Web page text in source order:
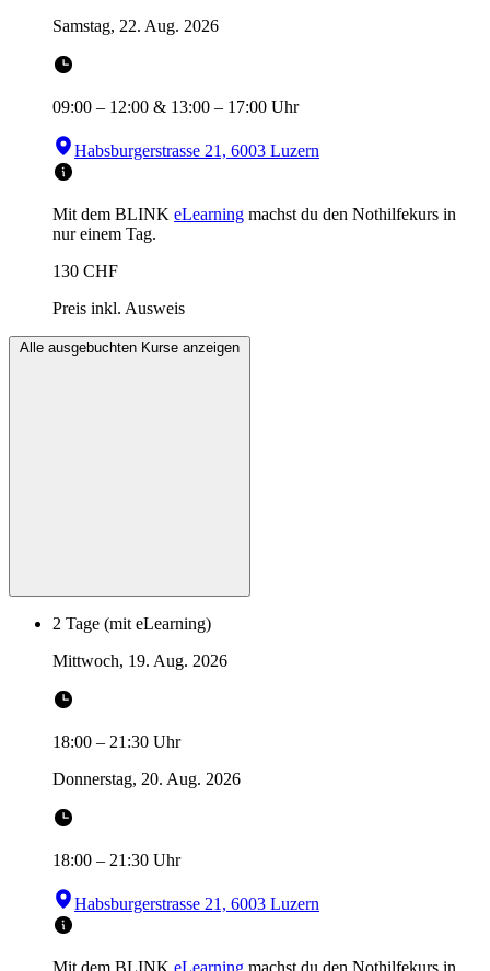
Samstag, 22. Aug. 2026
09:00 – 12:00 & 13:00 – 17:00 Uhr
Habsburgerstrasse 21, 6003 Luzern
Mit dem BLINK eLearning machst du den Nothilfekurs in
nur einem Tag.
130 CHF
Preis inkl. Ausweis
Alle ausgebuchten Kurse anzeigen
2 Tage (mit eLearning)
Mittwoch, 19. Aug. 2026
18:00 – 21:30 Uhr
Donnerstag, 20. Aug. 2026
18:00 – 21:30 Uhr
Habsburgerstrasse 21, 6003 Luzern
Mit dem BLINK eLearning machst du den Nothilfekurs in